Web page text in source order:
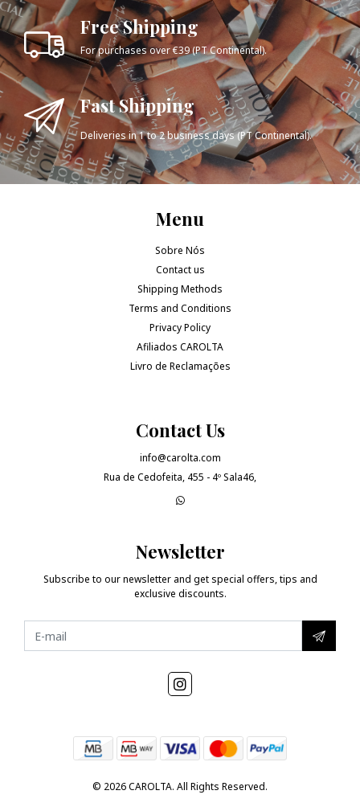
Free Shipping
For purchases over €39 (PT Continental).
Fast Shipping
Deliveries in 1 to 2 business days (PT Continental).
Menu
Sobre Nós
Contact us
Shipping Methods
Terms and Conditions
Privacy Policy
Afiliados CAROLTA
Livro de Reclamações
Contact Us
info@carolta.com
Rua de Cedofeita, 455 - 4º Sala46,
Newsletter
Subscribe to our newsletter and get special offers, tips and
exclusive discounts.
© 2026 CAROLTA. All Rights Reserved.